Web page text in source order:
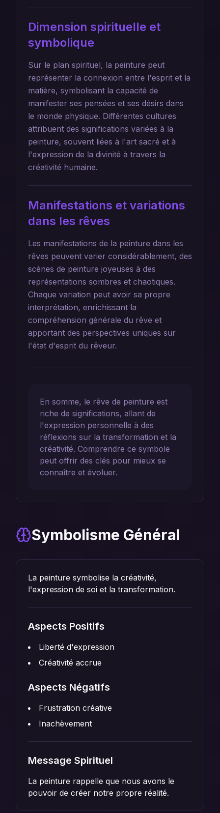
Dimension spirituelle et
symbolique
Sur le plan spirituel, la peinture peut
représenter la connexion entre l'esprit et la
matière, symbolisant la capacité de
manifester ses pensées et ses désirs dans
le monde physique. Différentes cultures
attribuent des significations variées à la
peinture, souvent liées à l'art sacré et à
l'expression de la divinité à travers la
créativité humaine.
Manifestations et variations
dans les rêves
Les manifestations de la peinture dans les
rêves peuvent varier considérablement, des
scènes de peinture joyeuses à des
représentations sombres et chaotiques.
Chaque variation peut avoir sa propre
interprétation, enrichissant la
compréhension générale du rêve et
apportant des perspectives uniques sur
l'état d'esprit du rêveur.
En somme, le rêve de peinture est
riche de significations, allant de
l'expression personnelle à des
réflexions sur la transformation et la
créativité. Comprendre ce symbole
peut offrir des clés pour mieux se
connaître et évoluer.
Symbolisme Général
La peinture symbolise la créativité,
l'expression de soi et la transformation.
Aspects Positifs
Liberté d'expression
Créativité accrue
Aspects Négatifs
Frustration créative
Inachèvement
Message Spirituel
La peinture rappelle que nous avons le
pouvoir de créer notre propre réalité.